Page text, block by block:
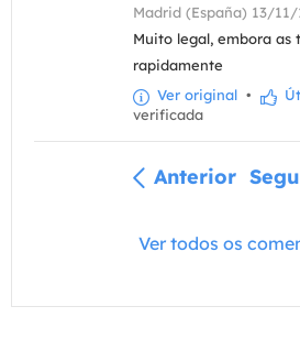
Madrid (España) 13/11/
Muito legal, embora as
rapidamente
Ver original •
verificada
Anterior
Ver todos os